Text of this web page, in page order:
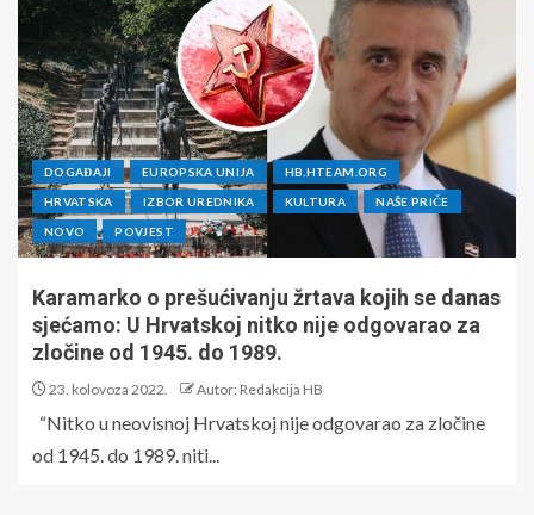
DOGAĐAJI EUROPSKA UNIJA HB.HTEAM.ORG
HRVATSKA IZBOR UREDNIKA KULTURA NAŠE PRIČE
NOVO POVJEST
Karamarko o prešućivanju žrtava kojih se danas
sjećamo: U Hrvatskoj nitko nije odgovarao za
zločine od 1945. do 1989.
23. kolovoza 2022. Autor: Redakcija HB
“Nitko u neovisnoj Hrvatskoj nije odgovarao za zločine
od 1945. do 1989. niti...